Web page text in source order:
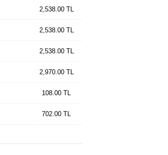
2,538.00 TL
2,538.00 TL
2,538.00 TL
2,970.00 TL
108.00 TL
702.00 TL